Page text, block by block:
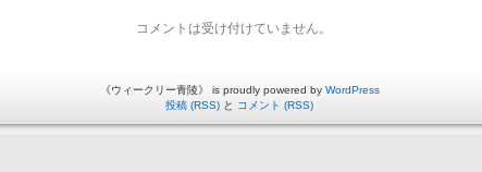
コメントは受け付けていません。
《ウィークリー青陵》 is proudly powered by WordPress
投稿 (RSS) と コメント (RSS)